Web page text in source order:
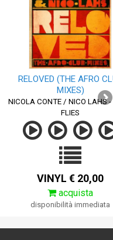
RELOVED (THE AFRO
MIXES)
NICOLA CONTE / NICO LAHS -
FLIES
VINYL € 20,00
acquista
disponibilità immediata